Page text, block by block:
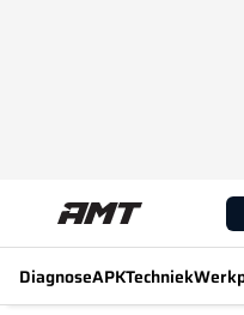
DiagnoseAPKTechniek